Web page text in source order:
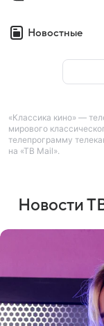
Новостные
«Классика кино» —
мирового
телепрограмму
на «ТВ Mail».
Новости